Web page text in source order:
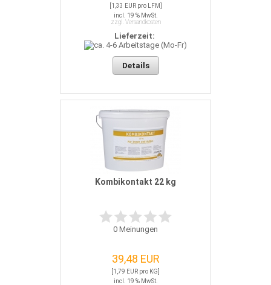
[1,33 EUR pro LFM]
incl. 19 % MwSt.
zzgl. Versandkosten
Lieferzeit:
Details
Kombikontakt 22 kg
0 Meinungen
39,48 EUR
[1,79 EUR pro KG]
incl. 19 % MwSt.